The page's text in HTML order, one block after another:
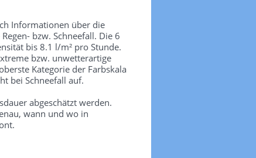
Informationen über die
bzw. Schneefall. Die 6
bis 8.1 l/m² pro Stunde.
bzw. unwetterartige
Kategorie der Farbskala
bei Schneefall auf.
abgeschätzt werden.
wann und wo in